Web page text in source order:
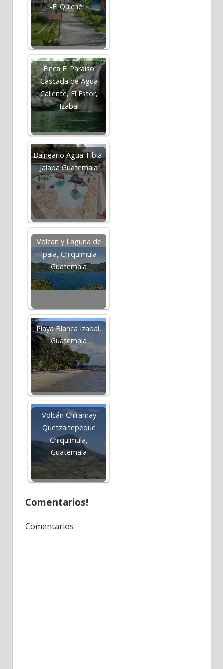
-El Quiché…
Finca El Paraíso
Cascada de Agua
Caliente, El Estor,
Izabal
Balneario Agua Tibia-
Jalapa Guatemala
Volcan y Laguna de
Ipala, Chiquimula
Guatemala
Playa Blanca Izabal,
Guatemala
Volcán Chiramay
Quetzaltepeque
Chiquimula,
Guatemala
Comentarios!
Comentarios